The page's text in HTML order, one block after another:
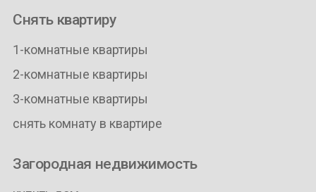
Снять квартиру
1-комнатные квартиры
2-комнатные квартиры
3-комнатные квартиры
снять комнату в квартире
Загородная недвижимость